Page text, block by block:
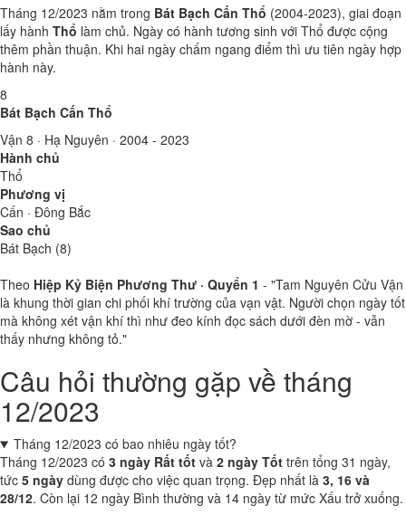
Tháng 12/2023 nằm trong Bát Bạch Cấn Thổ (2004-2023), giai đoạn
lấy hành Thổ làm chủ. Ngày có hành tương sinh với Thổ được cộng
thêm phần thuận. Khi hai ngày chấm ngang điểm thì ưu tiên ngày hợp
hành này.
8
Bát Bạch Cấn Thổ
Vận 8 · Hạ Nguyên · 2004 - 2023
Hành chủ
Thổ
Phương vị
Cấn · Đông Bắc
Sao chủ
Bát Bạch (8)
Theo Hiệp Kỷ Biện Phương Thư · Quyển 1 - "Tam Nguyên Cửu Vận
là khung thời gian chi phối khí trường của vạn vật. Người chọn ngày tốt
mà không xét vận khí thì như đeo kính đọc sách dưới đèn mờ - vẫn
thấy nhưng không tỏ."
Câu hỏi thường gặp về tháng
12/2023
Tháng 12/2023 có bao nhiêu ngày tốt?
Tháng 12/2023 có 3 ngày Rất tốt và 2 ngày Tốt trên tổng 31 ngày,
tức 5 ngày dùng được cho việc quan trọng. Đẹp nhất là 3, 16 và
28/12. Còn lại 12 ngày Bình thường và 14 ngày từ mức Xấu trở xuống.